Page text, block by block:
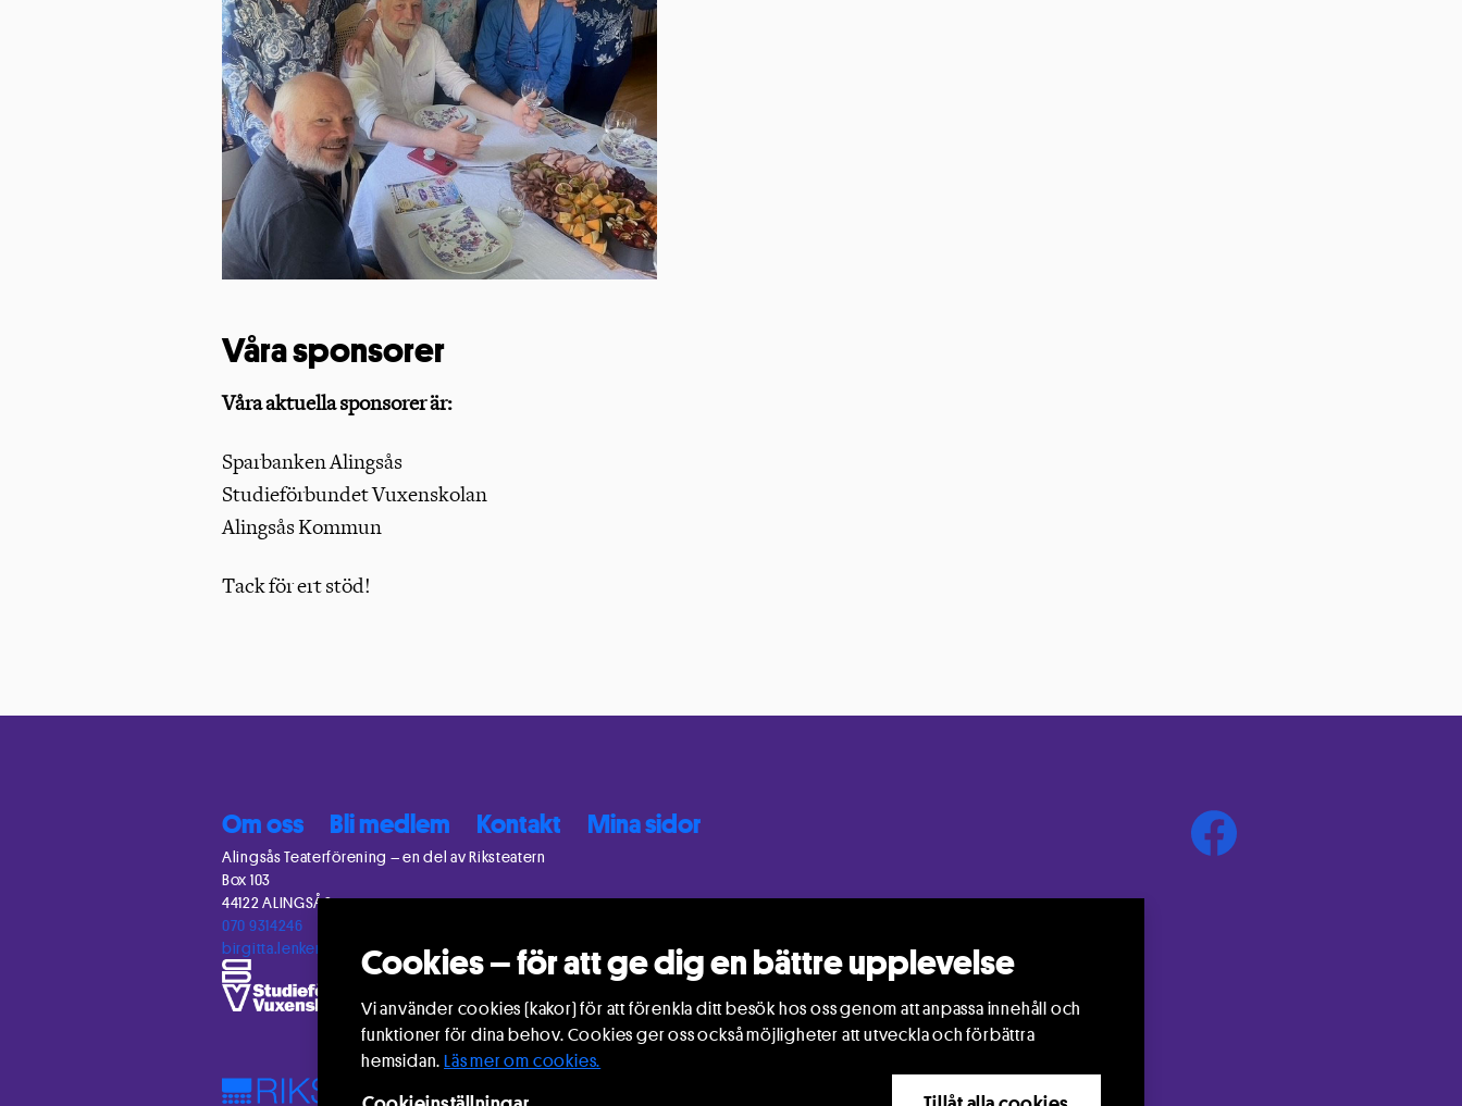
Cookies – för att ge dig en bättre upplevelse
Vi använder cookies (kakor) för att förenkla ditt besök hos oss genom att anpassa innehåll och
funktioner för dina behov. Cookies ger oss också möjligheter att utveckla och förbättra
hemsidan.Läs mer om cookies.
Våra sponsorer
Våra aktuella sponsorer är:
Sparbanken Alingsås
Studieförbundet Vuxenskolan
Alingsås Kommun
Tack för ert stöd!
Om oss Bli medlem Kontakt Mina sidor
Alingsås Teaterförening – en del av Riksteatern
Box 103
44122 ALINGSÅS
070 9314246
birgitta.lenken@gmail.com